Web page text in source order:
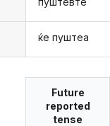
ќе пуштеа
Future
reported
tense